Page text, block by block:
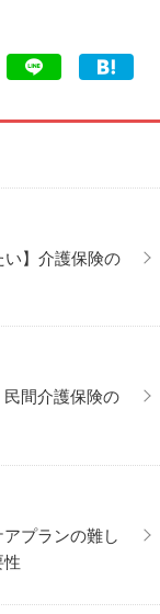
い】介護保険の
民間介護保険の
アプランの難し
性